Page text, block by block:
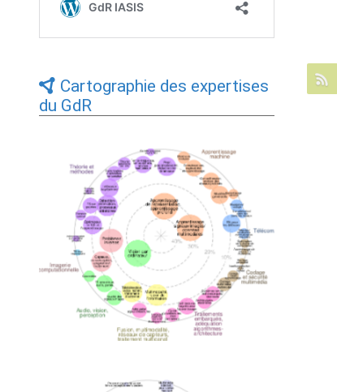
Cartographie des expertises
du GdR
Expertises du GdR - cartographie par Axes
- 19/09/2025